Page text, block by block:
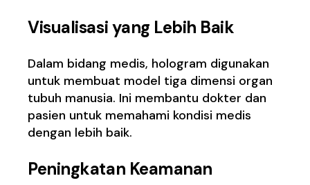
Visualisasi yang Lebih Baik
Dalam bidang medis, hologram digunakan
untuk membuat model tiga dimensi organ
tubuh manusia. Ini membantu dokter dan
pasien untuk memahami kondisi medis
dengan lebih baik.
Peningkatan Keamanan